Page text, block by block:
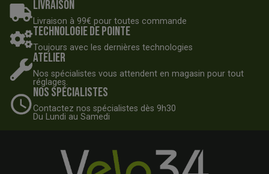
Livraison
Livraison à 99€ pour toutes commande
Technologie de pointe
Toujours avec les dernières technologies
Atelier
Nos spécialistes vous attendent en magasin pour tout
réglages.
Nos spécialistes
Contactez nos spécialistes dès 9h30
Du Lundi au Samedi